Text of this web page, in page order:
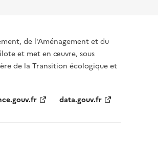
de l'Aménagement et du
et met en œuvre, sous
de la Transition écologique et
data.gouv.fr